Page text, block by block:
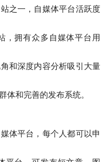
体和完善的发布系统。